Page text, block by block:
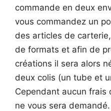
commande en deux
vous commandez un
des articles de
de formats et afin de
créations il sera alors
deux colis (un tube et
Cependant aucun frais
ne vous sera demandé.